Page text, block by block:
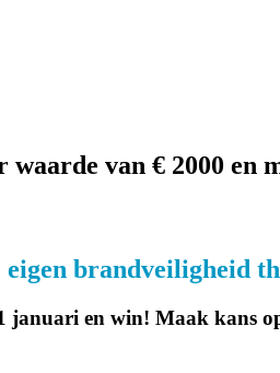
van € 2000 en
eigen brandveiligheid
en win! Maak kans